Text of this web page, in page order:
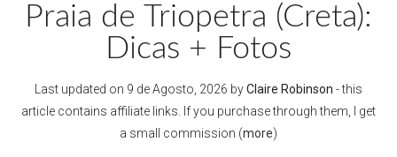
Praia de Triopetra (Creta):
Dicas + Fotos
Last updated on 9 de Agosto, 2026 byClaire Robinson - this
article contains affiliate links. If you purchase through them, I get
a small commission (more)